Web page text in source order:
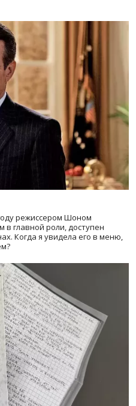
режиссером Шоном
главной роли, доступен
Когда я увидела его в меню,